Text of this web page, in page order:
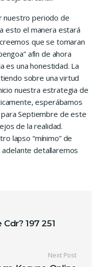
nuestro periodo de
esto el manera estará
que se tomaran
afin de ahora
es una honestidad. La
sobre una virtud
nuestra estrategia de
esperábamos
Septiembre de este
de la realidad.
lapso “mínimo” de
detallaremos
197 251
Next Post